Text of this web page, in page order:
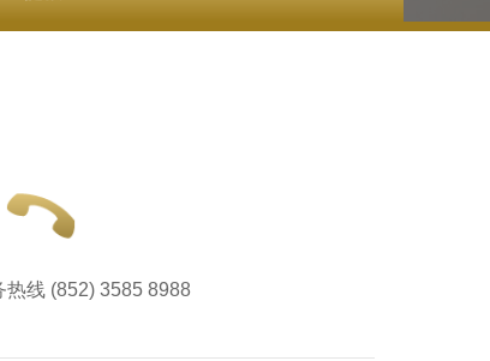
热线 (852) 3585 8988